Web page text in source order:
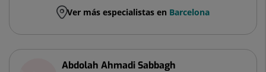
Ver más especialistas en Barcelona
Abdolah Ahmadi Sabbagh